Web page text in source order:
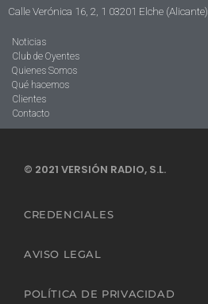
Calle Verónica 16, 2, 1 03201 Elche (Alicante)
Noticias
Club de Oyentes
Quienes Somos
Qué hacemos
Clientes
Contacto
© 2021 VERSIÓN RADIO, S.L.
CREDENCIALES
AVISO LEGAL
POLÍTICA DE PRIVACIDAD